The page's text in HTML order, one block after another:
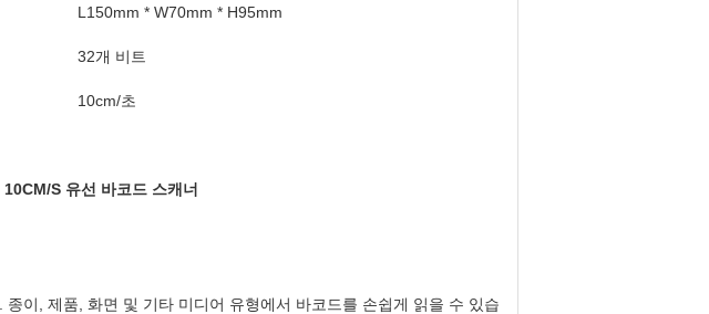
L150mm * W70mm * H95mm
32개 비트
10cm/초
10CM/S 유선 바코드 스캐너
이, 제품, 화면 및 기타 미디어 유형에서 바코드를 손쉽게 읽을 수 있습